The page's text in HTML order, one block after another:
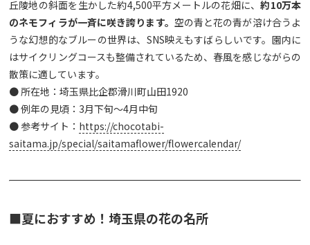
丘陵地の斜面を生かした約4,500平方メートルの花畑に、約10万本
のネモフィラが一斉に咲き誇ります。 空の青と花の青が溶け合うよ
うな幻想的なブルーの世界は、SNS映えもすばらしいです。園内に
はサイクリングコースも整備されているため、春風を感じながらの
散策に適しています。
● 所在地：埼玉県比企郡滑川町山田1920
● 例年の見頃：3月下旬～4月中旬
● 参考サイト： https://chocotabi-
saitama.jp/special/saitamaflower/flowercalendar/
■夏におすすめ！埼玉県の花の名所